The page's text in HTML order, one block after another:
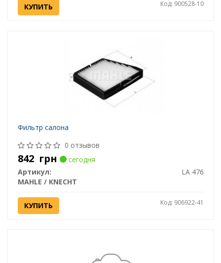
КУПИТЬ Код: 900528-10
Фильтр салона
0 отзывов
842 грн
сегодня
Артикул:
LA 476
MAHLE / KNECHT
КУПИТЬ Код: 906922-41